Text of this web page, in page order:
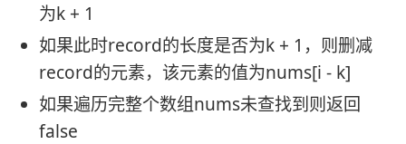
为k + 1
如果此时record的长度是否为k + 1，则删减
record的元素，该元素的值为nums[i - k]
如果遍历完整个数组nums未查找到则返回
false